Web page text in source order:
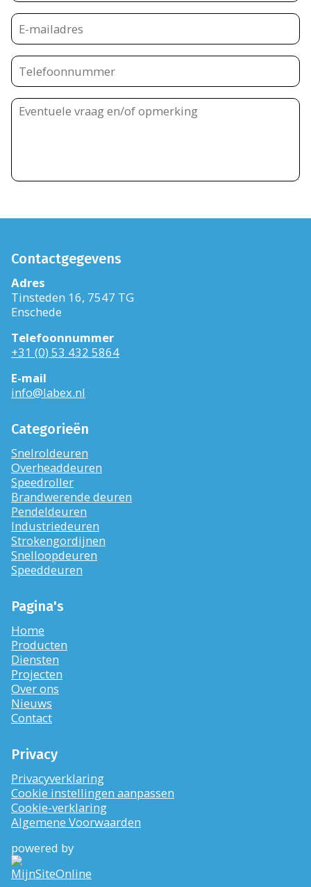
Contactgegevens
Adres
Tinsteden 16, 7547 TG
Enschede
Telefoonnummer
+31 (0) 53 432 5864
E-mail
info@labex.nl
Categorieën
Snelroldeuren
Overheaddeuren
Speedroller
Brandwerende deuren
Pendeldeuren
Industriedeuren
Strokengordijnen
Snelloopdeuren
Speeddeuren
Pagina's
Home
Producten
Diensten
Projecten
Over ons
Nieuws
Contact
Privacy
Privacyverklaring
Cookie instellingen aanpassen
Cookie-verklaring
Algemene Voorwaarden
powered by